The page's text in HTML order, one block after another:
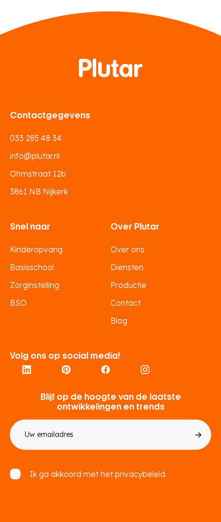
Volg ons op social media!
Contactgegevens
033 285 48 34
info@plutar.nl
Ohmstraat 12b
3861 NB Nijkerk
Snel naar
Kinderopvang
Basisschool
Zorginstelling
BSO
Over Plutar
Over ons
Diensten
Productie
Contact
Blog
Blijf op de hoogte van de laatste
ontwikkelingen en trends
mailadres
Ik ga akkoord met hetprivacybeleid.